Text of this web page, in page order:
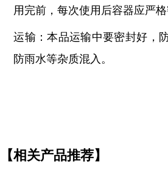
用完前，每次使用后容器应严格
运输：本品运输中要密封好，
防雨水等杂质混入。
【相关产品推荐】